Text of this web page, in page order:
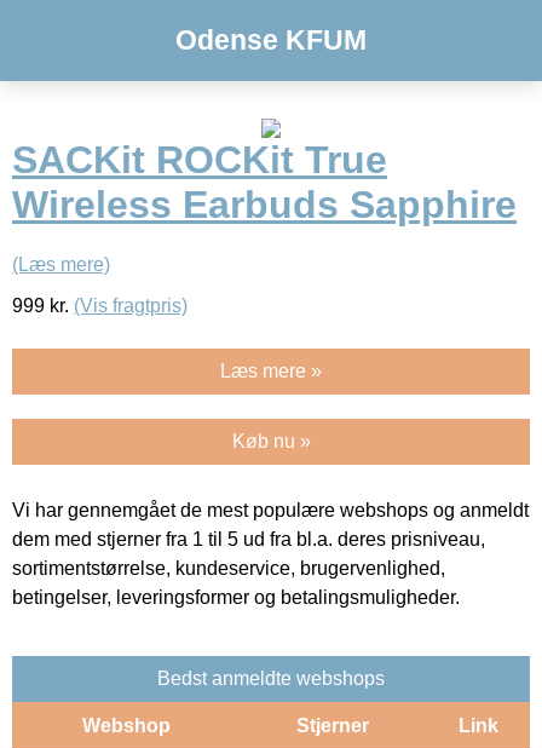
Odense KFUM
SACKit ROCKit True
Wireless Earbuds Sapphire
(Læs mere)
999 kr. (Vis fragtpris)
Læs mere »
Køb nu »
Vi har gennemgået de mest populære webshops og anmeldt
dem med stjerner fra 1 til 5 ud fra bl.a. deres prisniveau,
sortimentstørrelse, kundeservice, brugervenlighed,
betingelser, leveringsformer og betalingsmuligheder.
Bedst anmeldte webshops
Webshop Stjerner Link